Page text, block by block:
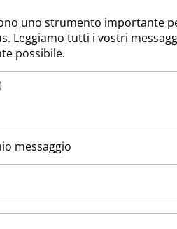
uno strumento importante
Leggiamo tutti i vostri
possibile.
messaggio